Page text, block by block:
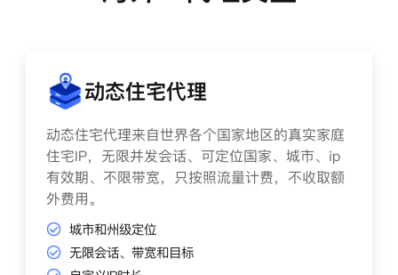
动态住宅代理
动态住宅代理来自世界各个国家地区的真实家庭
住宅IP，无限并发会话、可定位国家、城市、ip
有效期、不限带宽，只按照流量计费，不收取额
外费用。
城市和州级定位
无限会话、带宽和目标